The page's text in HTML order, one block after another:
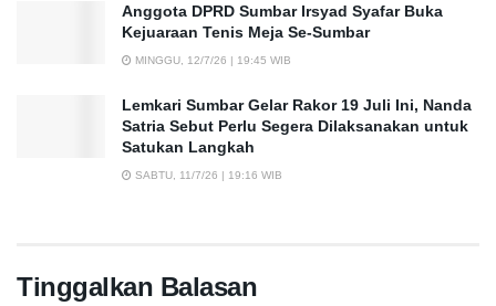
Anggota DPRD Sumbar Irsyad Syafar Buka
Kejuaraan Tenis Meja Se-Sumbar
MINGGU, 12/7/26 | 19:45 WIB
Lemkari Sumbar Gelar Rakor 19 Juli Ini, Nanda
Satria Sebut Perlu Segera Dilaksanakan untuk
Satukan Langkah
SABTU, 11/7/26 | 19:16 WIB
Tinggalkan Balasan